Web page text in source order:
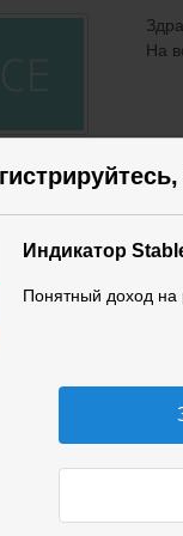
Индикатор
Понятный доход на
На